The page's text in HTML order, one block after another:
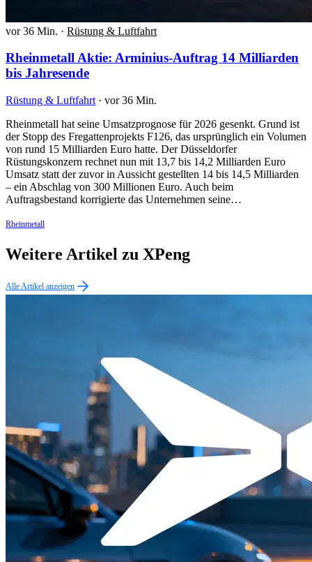
vor 36 Min. · Rüstung & Luftfahrt
Rheinmetall Aktie: Arminius-Auftrag 14 Milliarden
bis Jahresende
Rüstung & Luftfahrt · vor 36 Min.
Rheinmetall hat seine Umsatzprognose für 2026 gesenkt. Grund ist
der Stopp des Fregattenprojekts F126, das ursprünglich ein Volumen
von rund 15 Milliarden Euro hatte. Der Düsseldorfer
Rüstungskonzern rechnet nun mit 13,7 bis 14,2 Milliarden Euro
Umsatz statt der zuvor in Aussicht gestellten 14 bis 14,5 Milliarden
– ein Abschlag von 300 Millionen Euro. Auch beim
Auftragsbestand korrigierte das Unternehmen seine…
Rheinmetall
Weitere Artikel zu XPeng
Alle Artikel anzeigen